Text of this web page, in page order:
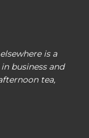
is a
business and
tea,